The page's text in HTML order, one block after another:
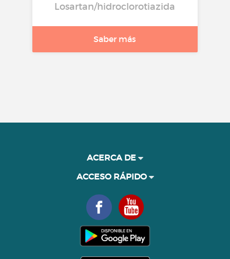
Losartan/hidroclorotiazida
Saber más
ACERCA DE
ACCESO RÁPIDO